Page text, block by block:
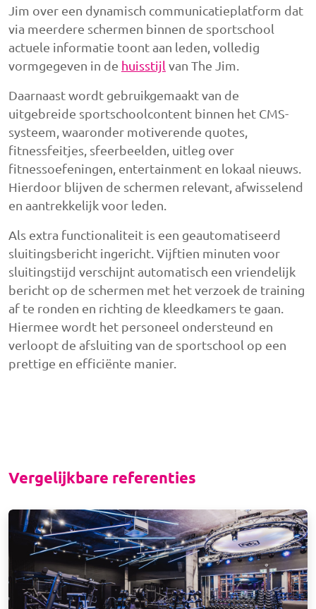
Jim over een dynamisch communicatieplatform dat
via meerdere schermen binnen de sportschool
actuele informatie toont aan leden, volledig
vormgegeven in de huisstijl van The Jim.
Daarnaast wordt gebruikgemaakt van de
uitgebreide sportschoolcontent binnen het CMS-
systeem, waaronder motiverende quotes,
fitnessfeitjes, sfeerbeelden, uitleg over
fitnessoefeningen, entertainment en lokaal nieuws.
Hierdoor blijven de schermen relevant, afwisselend
en aantrekkelijk voor leden.
Als extra functionaliteit is een geautomatiseerd
sluitingsbericht ingericht. Vijftien minuten voor
sluitingstijd verschijnt automatisch een vriendelijk
bericht op de schermen met het verzoek de training
af te ronden en richting de kleedkamers te gaan.
Hiermee wordt het personeel ondersteund en
verloopt de afsluiting van de sportschool op een
prettige en efficiënte manier.
Vergelijkbare referenties
Afbeelding